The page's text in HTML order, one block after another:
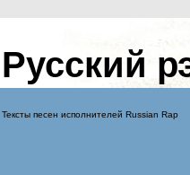
Русский
Тексты песен исполнителей Russian Rap